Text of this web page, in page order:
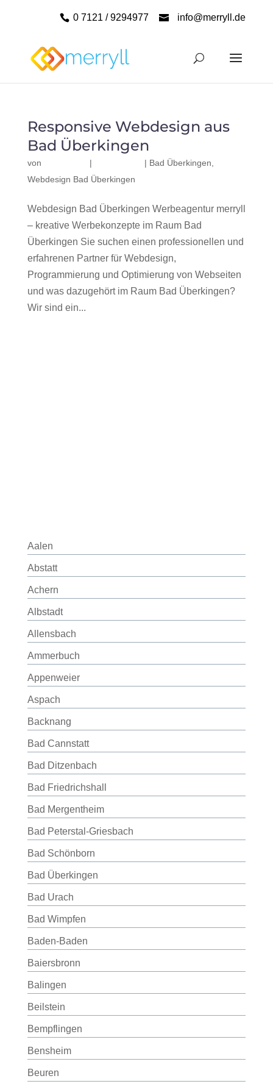
0 7121 / 9294977 info@merryll.de
Responsive Webdesign aus
Bad Überkingen
von | | Bad Überkingen
Webdesign Bad Überkingen
Webdesign Bad Überkingen Werbeagentur merryll
– kreative Werbekonzepte im Raum Bad
Überkingen Sie suchen einen professionellen und
erfahrenen Partner für Webdesign,
Programmierung und Optimierung von Webseiten
und was dazugehört im Raum Bad Überkingen?
Wir sind ein...
Aalen
Abstatt
Achern
Albstadt
Allensbach
Ammerbuch
Appenweier
Aspach
Backnang
Bad Cannstatt
Bad Ditzenbach
Bad Friedrichshall
Bad Mergentheim
Bad Peterstal-Griesbach
Bad Schönborn
Bad Überkingen
Bad Urach
Bad Wimpfen
Baden-Baden
Baiersbronn
Balingen
Beilstein
Bempflingen
Bensheim
Beuren